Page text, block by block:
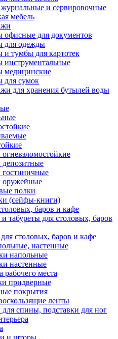
и сервировочные
мебель
для документов
одежды
тумбы для картотек
сумок
для хранения бутылей воды
полки
(сейфы-книги)
баров и кафе
и табуреты для столовых, баров
столовых, баров и кафе
настенные
напольные
настенные
места
придверные
покрытия
ленты
спины, подставки для ног